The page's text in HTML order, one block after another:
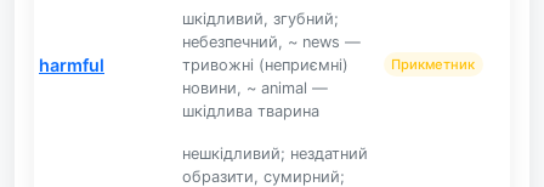
harmful
шкідливий, згубний;
небезпечний, ~ news —
тривожні (неприємні)
новини, ~ animal —
шкідлива тварина
Прикметник
нешкідливий; нездатний
образити, сумирний;